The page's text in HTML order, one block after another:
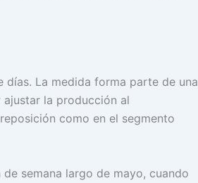
La medida forma parte de una
la producción al
como en el segmento
semana largo de mayo, cuando